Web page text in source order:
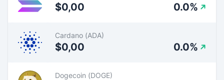
$0,00 0.0%
Cardano (ADA)
$0,00 0.0%
Dogecoin (DOGE)